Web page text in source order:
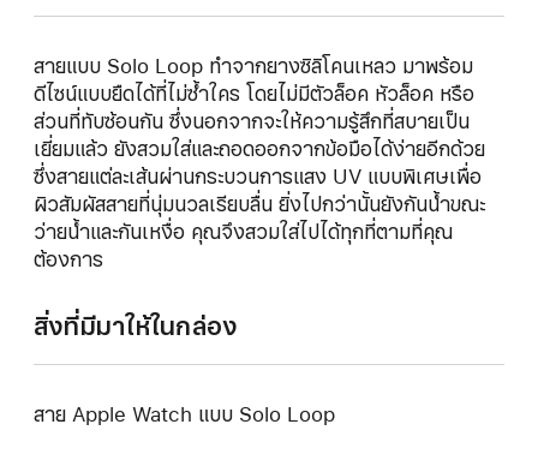
สายแบบ Solo Loop ทำจากยางซิลิโคนเหลว มาพร้อม
ดีไซน์แบบยืดได้ที่ไม่ซ้ำใคร โดยไม่มีตัวล็อค หัวล็อค หรือ
ส่วนที่ทับซ้อนกัน ซึ่งนอกจากจะให้ความรู้สึกที่สบายเป็น
เยี่ยมแล้ว ยังสวมใส่และถอดออกจากข้อมือได้ง่ายอีกด้วย
ซึ่งสายแต่ละเส้นผ่านกระบวนการแสง UV แบบพิเศษเพื่อ
ผิวสัมผัสสายที่นุ่มนวลเรียบลื่น ยิ่งไปกว่านั้นยังกันน้ำขณะ
ว่ายน้ำและกันเหงื่อ คุณจึงสวมใส่ไปได้ทุกที่ตามที่คุณ
ต้องการ
สิ่งที่มีมาให้ในกล่อง
สาย Apple Watch แบบ Solo Loop